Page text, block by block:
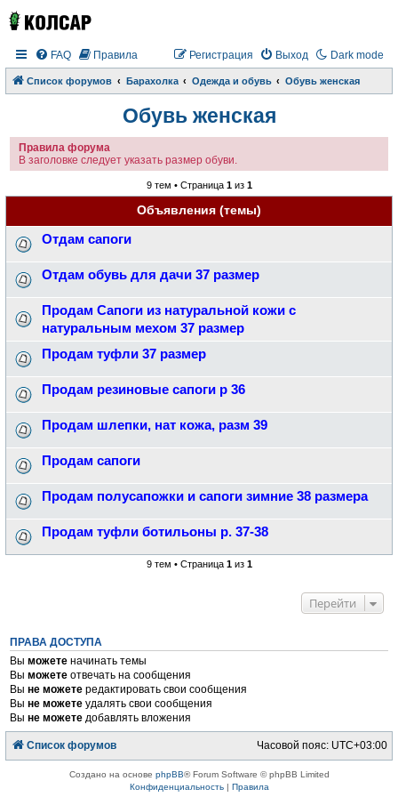
Dark mode
FAQ Правила Выход
Регистрация
Список форумов Барахолка Одежда и обувь Обувь женская
Обувь женская
Правила форума
В заголовке следует указать размер обуви.
9 тем • Страница 1из 1
Объявления (темы)
Отдам сапоги
Отдам обувь для дачи 37 размер
Продам Сапоги из натуральной кожи с
натуральным мехом 37 размер
Продам туфли 37 размер
Продам резиновые сапоги р 36
Продам шлепки, нат кожа, разм 39
Продам сапоги
Продам полусапожки и сапоги зимние 38 размера
Продам туфли ботильоны р. 37-38
9 тем • Страница 1из 1
Перейти
ПРАВА ДОСТУПА
Выможете начинать темы
Выможете отвечать на сообщения
Выне можете редактировать свои сообщения
Выне можете удалять свои сообщения
Выне можете добавлять вложения
Список форумов Часовой пояс: UTC+03:00
Создано на основе phpBB® Forum Software © phpBB Limited
Конфиденциальность| Правила